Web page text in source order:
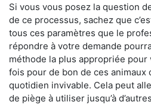
Si vous vous posez la question
de ce processus, sachez que
tous ces paramètres que le
répondre à votre demande
méthode la plus appropriée pour
fois pour de bon de ces animaux
quotidien invivable. Cela peut
de piège à utiliser jusqu’à